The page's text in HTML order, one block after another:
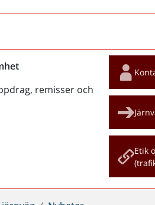
remisser och
Etik